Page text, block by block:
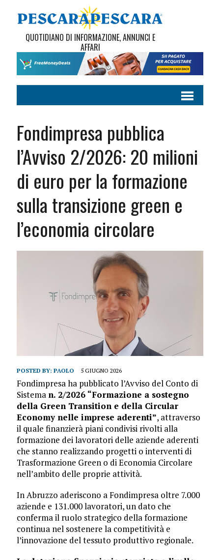
QUOTIDIANO DI INFORMAZIONE, ANNUNCI E
AFFARI
Fondimpresa pubblica
l’Avviso 2/2026: 20 milioni
di euro per la formazione
sulla transizione green e
l’economia circolare
POSTED BY: PAOLO 5 GIUGNO 2026
Fondimpresa ha pubblicato l’Avviso del Conto di
Sistema n. 2/2026 “Formazione a sostegno
della Green Transition e della Circular
Economy nelle imprese aderenti”, attraverso
il quale finanzierà piani condivisi rivolti alla
formazione dei lavoratori delle aziende aderenti
che stanno realizzando progetti o interventi di
Trasformazione Green o di Economia Circolare
nell’ambito delle proprie attività.
In Abruzzo aderiscono a Fondimpresa oltre 7.000
aziende e 131.000 lavoratori, un dato che
conferma il ruolo strategico della formazione
continua nel sostenere la competitività e
l’innovazione del tessuto produttivo regionale.